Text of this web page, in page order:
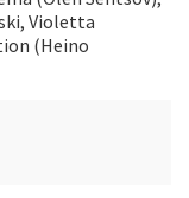
Violetta
(Heino